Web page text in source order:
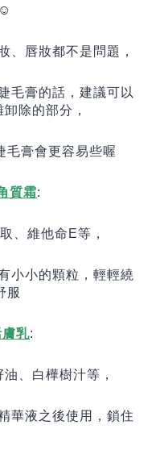
☺️
、唇妝都不是問題，
毛膏的話，建議可以
除的部分，
毛膏會更容易些喔
質霜:
、維他命 E等，
小小的顆粒，輕輕繞
服
乳:
、白樺樹汁等，
華液之後使用，鎖住